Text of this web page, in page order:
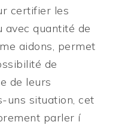
certifier les
avec quantité de
aidons, permet
de
de leurs
uns situation, cet
parler í